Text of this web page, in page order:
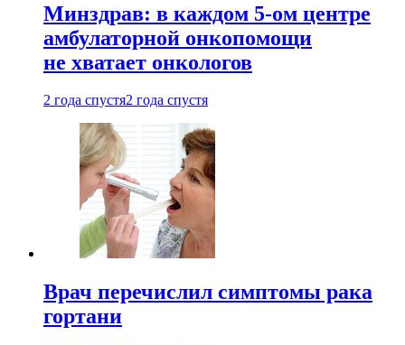
Минздрав: в каждом 5-ом центре
амбулаторной онкопомощи
не хватает онкологов
2 года спустя2 года спустя
Врач перечислил симптомы рака
гортани